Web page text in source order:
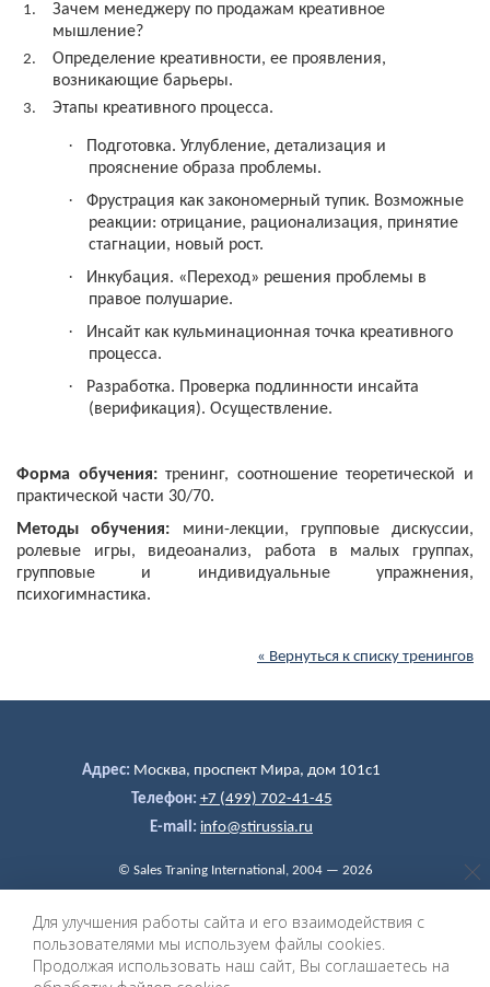
Зачем менеджеру по продажам креативное
мышление?
Определение креативности, ее проявления,
возникающие барьеры.
Этапы креативного процесса.
·
Подготовка. Углубление, детализация и
прояснение образа проблемы.
·
Фрустрация как закономерный тупик. Возможные
реакции: отрицание, рационализация, принятие
стагнации, новый рост.
·
Инкубация. «Переход» решения проблемы в
правое полушарие.
·
Инсайт как кульминационная точка креативного
процесса.
·
Разработка. Проверка подлинности инсайта
(верификация). Осуществление.
Форма обучения:тренинг, соотношение теоретической и
практической части 30/70.
Методы обучения: мини-лекции, групповые дискуссии,
ролевые игры, видеоанализ, работа в малых группах,
групповые и индивидуальные упражнения,
психогимнастика.
« Вернуться к списку тренингов
Адрес: Москва, проспект Мира, дом 101c1
Телефон: +7 (499) 702-41-45
E-mail: info@stirussia.ru
© Sales Traning International, 2004 — 2026
©Разработка и дизайн сайта
«ИнфоДизайн», 2004 — 2026
Для улучшения работы сайта и его взаимодействия с
пользователями мы используем файлы cookies.
Продолжая использовать наш сайт, Вы соглашаетесь на